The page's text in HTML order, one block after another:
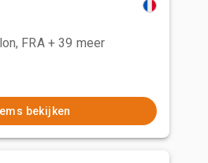
FRA + 39 meer
bekijken